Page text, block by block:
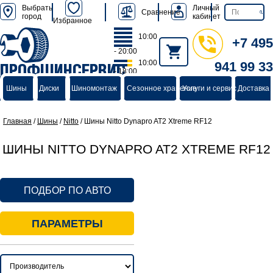
Выбрать
город
Избранное
Сравнение
Личный
кабинет
ПРОФШИНСЕРВИС
группа компаний
10:00
- 20:00
10:00
- 18:00
+7 495
941 99 33
Шины Диски Шиномонтаж Сезонное хранениеУслуги и сервисДоставка
Главная / Шины / Nitto / Шины Nitto Dynapro AT2 Xtreme RF12
ШИНЫ NITTO DYNAPRO AT2 XTREME RF12
ПОДБОР ПО АВТО
ПАРАМЕТРЫ